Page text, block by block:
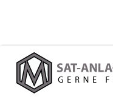
Suchen
nach: